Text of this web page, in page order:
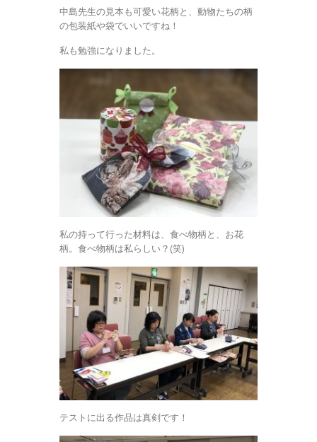
中島先生の見本も可愛い花柄と、動物たちの柄
の包装紙や袋でいいですね！
私も勉強になりました。
私の持って行った材料は、食べ物柄と、お花
柄。食べ物柄は私らしい？(笑)
テストに出る作品は真剣です！